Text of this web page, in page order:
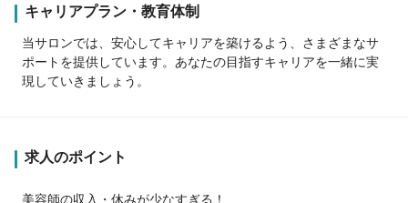
キャリアプラン・教育体制
当サロンでは、安心してキャリアを築けるよう、さまざまなサ
ポートを提供しています。あなたの目指すキャリアを一緒に実
現していきましょう。
求人のポイント
美容師の収入・休みが少なすぎる！